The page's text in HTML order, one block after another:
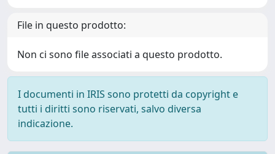
File in questo prodotto:
Non ci sono file associati a questo prodotto.
I documenti in IRIS sono protetti da copyright e
tutti i diritti sono riservati, salvo diversa
indicazione.